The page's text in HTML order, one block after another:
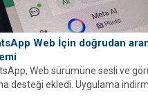
Web İçin doğrudan
Web sürümüne sesli ve
desteği ekledi. Uygulama